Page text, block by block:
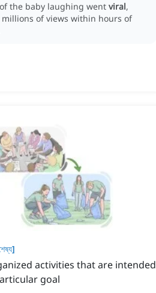
the baby laughing went viral,
of views within hours of
]
activities that are intended
goal